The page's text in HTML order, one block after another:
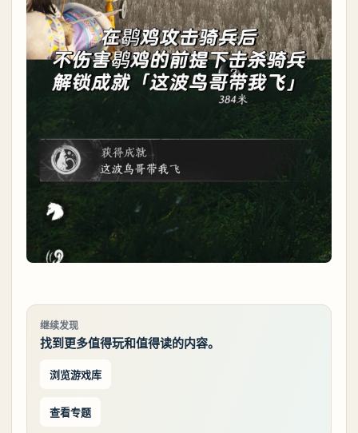
继续发现
找到更多值得玩和值得读的内容。
浏览游戏库
查看专题